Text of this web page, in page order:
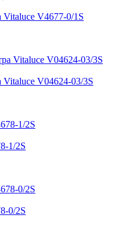
Vitaluce V4677-0/1S
Vitaluce V04624-03/3S
1/2S
0/2S